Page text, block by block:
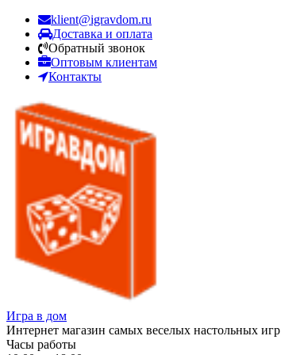
klient@igravdom.ru
Доставка и оплата
Обратный звонок
Оптовым клиентам
Контакты
Игра в дом
Интернет магазин самых веселых настольных игр
Часы работы